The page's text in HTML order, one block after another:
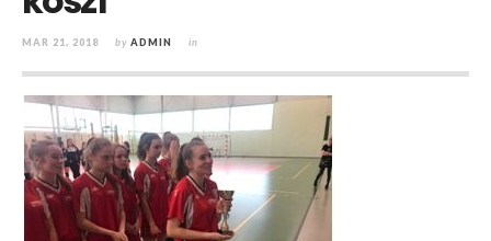
MAR 21, 2018 by ADMIN in